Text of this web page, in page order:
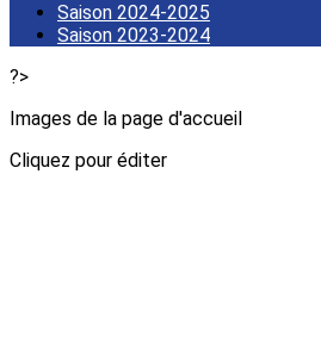
Saison 2024-2025
Saison 2023-2024
?>
Images de la page d'accueil
Cliquez pour éditer